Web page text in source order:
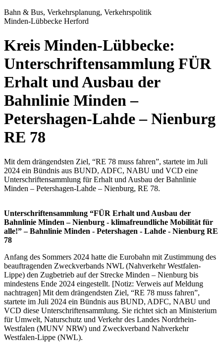
Bahn & Bus, Verkehrsplanung, Verkehrspolitik
Minden-Lübbecke Herford
Kreis Minden-Lübbecke:
Unterschriftensammlung FÜR
Erhalt und Ausbau der
Bahnlinie Minden –
Petershagen-Lahde – Nienburg
RE 78
Mit dem drängendsten Ziel, “RE 78 muss fahren”, startete im Juli
2024 ein Bündnis aus BUND, ADFC, NABU und VCD eine
Unterschriftensammlung für Erhalt und Ausbau der Bahnlinie
Minden – Petershagen-Lahde – Nienburg, RE 78.
Unterschriftensammlung “FÜR Erhalt und Ausbau der
Bahnlinie Minden – Nienburg - klimafreundliche Mobilität für
alle!” – Bahnlinie Minden - Petershagen - Lahde - Nienburg RE
78
Anfang des Sommers 2024 hatte die Eurobahn mit Zustimmung des
beauftragenden Zweckverbands NWL (Nahverkehr Westfalen-
Lippe) den Zugbetrieb auf der Strecke Minden – Nienburg bis
mindestens Ende 2024 eingestellt. [Notiz: Verweis auf Meldung
nachtragen] Mit dem drängendsten Ziel, “RE 78 muss fahren”,
startete im Juli 2024 ein Bündnis aus BUND, ADFC, NABU und
VCD diese Unterschriftensammlung. Sie richtet sich an Ministerium
für Umwelt, Naturschutz und Verkehr des Landes Nordrhein-
Westfalen (MUNV NRW) und Zweckverband Nahverkehr
Westfalen-Lippe (NWL).